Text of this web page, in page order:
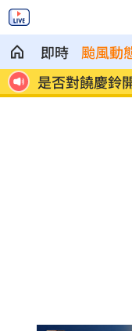
即時 颱風動
光
是否對饒慶鈴